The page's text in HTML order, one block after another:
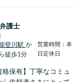
ぞれのメリット
をお伝えした上で
考えていきます
】
弁護士
登川駅か
ら徒歩1分
営業時間：本
日定休日
格保有】丁寧なコミュ